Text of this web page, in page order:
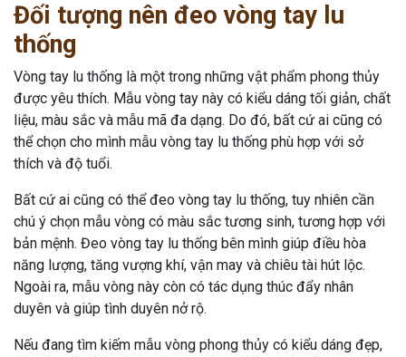
Đối tượng nên đeo vòng tay lu
thống
Vòng tay lu thống là một trong những vật phẩm phong thủy
được yêu thích. Mẫu vòng tay này có kiểu dáng tối giản, chất
liệu, màu sắc và mẫu mã đa dạng. Do đó, bất cứ ai cũng có
thể chọn cho mình mẫu vòng tay lu thống phù hợp với sở
thích và độ tuổi.
Bất cứ ai cũng có thể đeo vòng tay lu thống, tuy nhiên cần
chú ý chọn mẫu vòng có màu sắc tương sinh, tương hợp với
bản mệnh. Đeo vòng tay lu thống bên mình giúp điều hòa
năng lượng, tăng vượng khí, vận may và chiêu tài hút lộc.
Ngoài ra, mẫu vòng này còn có tác dụng thúc đẩy nhân
duyên và giúp tình duyên nở rộ.
Nếu đang tìm kiếm mẫu vòng phong thủy có kiểu dáng đẹp,